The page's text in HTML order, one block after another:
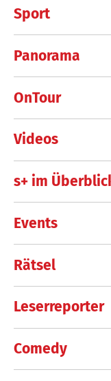
Sport
Panorama
OnTour
Videos
s+ im
Events
Rätsel
Leserreporter
Comedy